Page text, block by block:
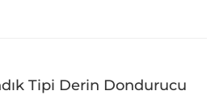
Tipi Derin Dondurucu